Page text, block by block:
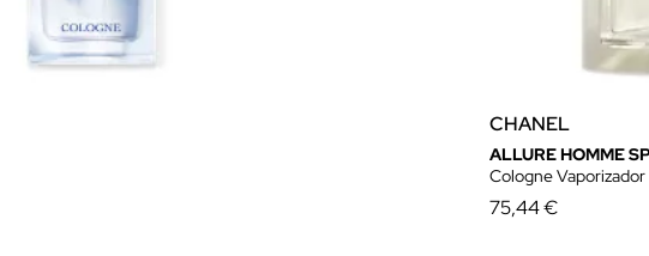
CHANEL
ALLURE HOMME
Cologne Vaporizador
75,44 €